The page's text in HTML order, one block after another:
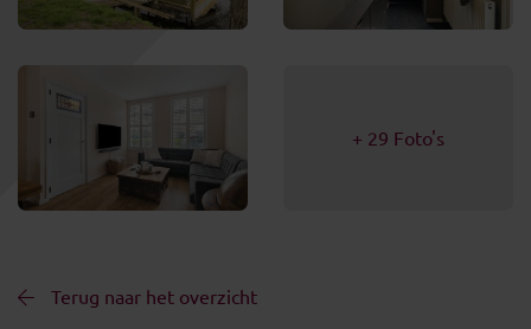
Terug naar het overzicht
+ 29 Foto's